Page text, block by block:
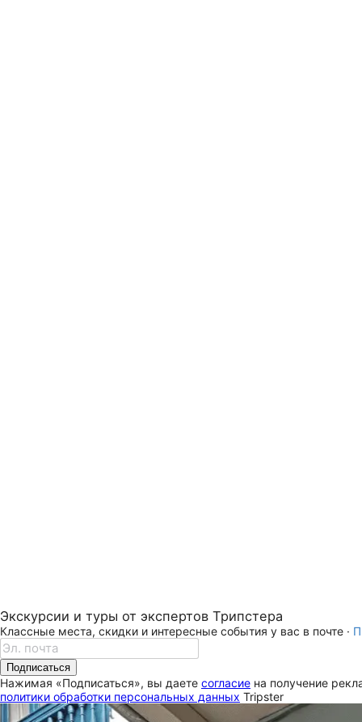
Экскурсии и туры от экспертов Трипстера
Классные места, скидки и интересные события у вас в почте ·
Подписаться
Нажимая «Подписаться», вы даете согласие на получение
политики обработки персональных данных Tripster